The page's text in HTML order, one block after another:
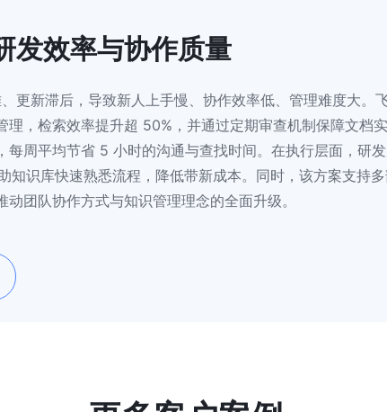
发效率与协作质量
更新滞后，导致新人上手慢、协作效率低、管理难度大。
，检索效率提升超 50%，并通过定期审查机制保障文档
周平均节省 5 小时的沟通与查找时间。在执行层面，研
知识库快速熟悉流程，降低带新成本。同时，该方案支持
团队协作方式与知识管理理念的全面升级。